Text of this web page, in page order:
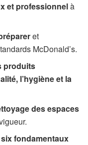
et professionnelà
et
McDonald’s.
produits
l’hygiène et la
des espaces
six fondamentaux